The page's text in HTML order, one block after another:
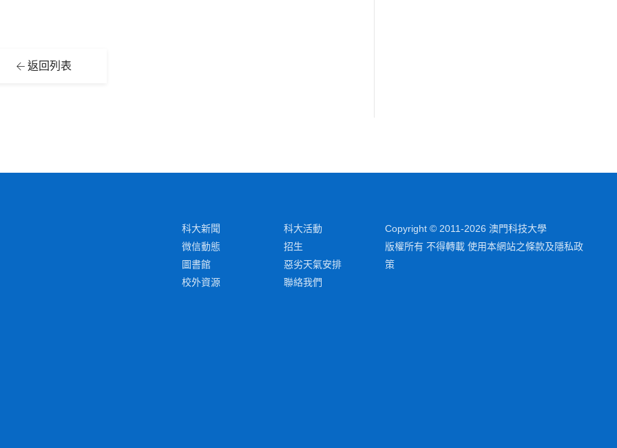
返回列表
科大新聞
科大活動
微信動態
招生
圖書館
惡劣天氣安排
校外資源
聯絡我們
Copyright © 2011-2026 澳門科技大學
版權所有 不得轉載 使用本網站之條款及隱私政
策